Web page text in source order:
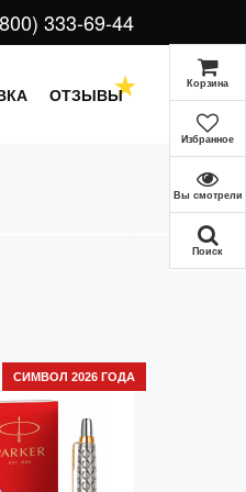
333-69-44
ОТЗЫВЫ
СИМВОЛ 2026 ГОДА
Корзина
Избранное
Вы смотрели
Поиск